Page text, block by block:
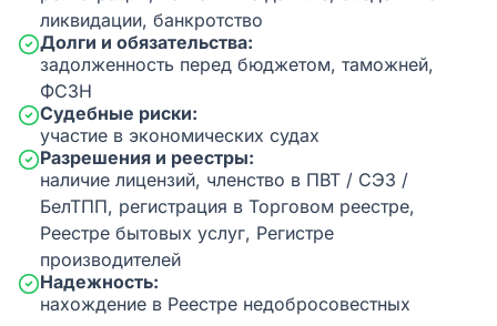
ликвидации, банкротство
Долги и обязательства:
задолженность перед бюджетом, таможней,
ФСЗН
Судебные риски:
участие в экономических судах
Разрешения и реестры:
наличие лицензий, членство в ПВТ / СЭЗ /
БелТПП, регистрация в Торговом реестре,
Реестре бытовых услуг, Регистре
производителей
Надежность:
нахождение в Реестре недобросовестных